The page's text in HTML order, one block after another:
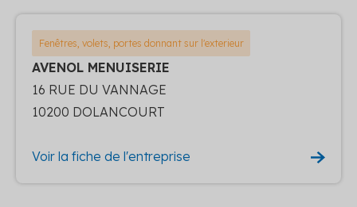
Fenêtres, volets, portes donnant sur l'exterieur
AVENOL MENUISERIE
16 RUE DU VANNAGE
10200 DOLANCOURT
Voir la fiche de l'entreprise